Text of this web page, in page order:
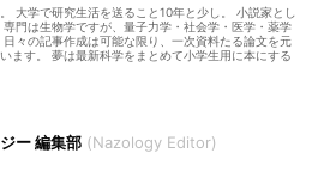
大学で研究生活を送ること10年と少し。 小説家とし
門は生物学ですが、量子力学・社会学・医学・薬学
々の記事作成は可能な限り、一次資料たる論文を元
ます。 夢は最新科学をまとめて小学生用に本にする
ー 編集部 Nazology Editor